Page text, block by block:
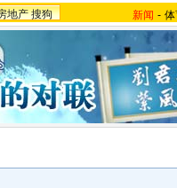
地产 搜狗 新闻 -